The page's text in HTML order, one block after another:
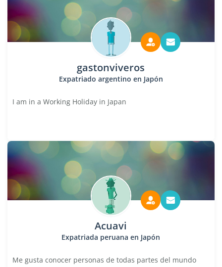
gastonviveros
Expatriado argentino en Japón
I am in a Working Holiday in Japan
Acuavi
Expatriada peruana en Japón
Me gusta conocer personas de todas partes del mundo